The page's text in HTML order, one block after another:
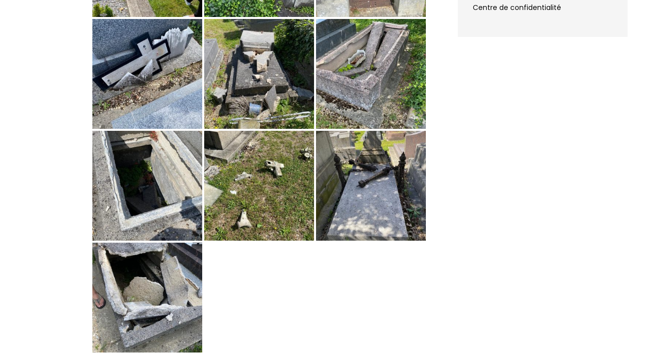
Centre de confidentialité